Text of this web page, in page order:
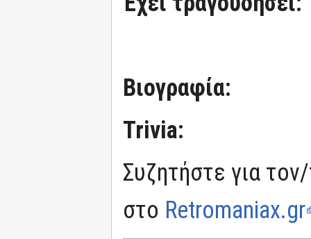
Βιογραφία:
Trivia:
Συζητήστε για
στο Retromaniax.gr